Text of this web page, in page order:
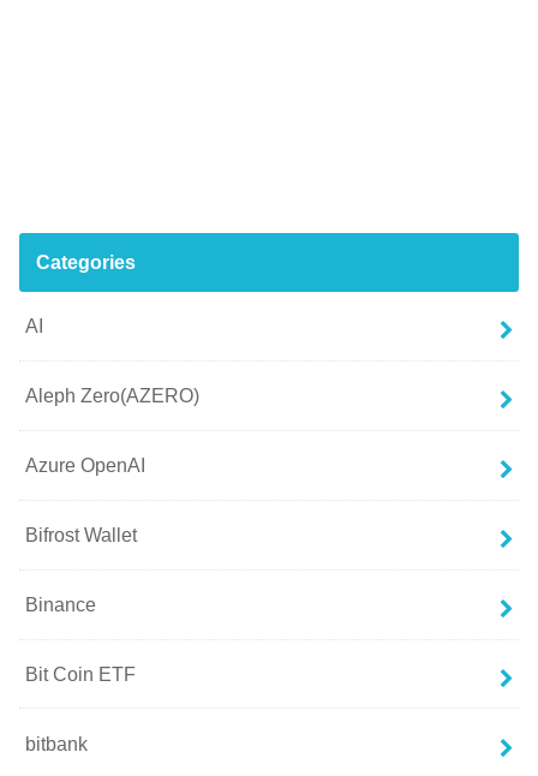
Categories
AI
Aleph Zero(AZERO)
Azure OpenAI
Bifrost Wallet
Binance
Bit Coin ETF
bitbank